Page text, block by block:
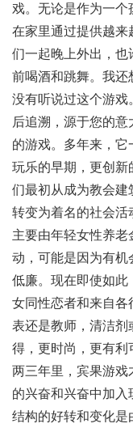
戏。无论是作为一个
在家里通过提供越
们一起晚上外出，也
前喝酒和跳舞。我还
没有听说过这个游
后追溯，源于您的
的游戏。多年来，
玩乐的早期，更创
们最初从成为教会
转变为着名的社会活
主要由年轻女性养
动，可能是因为有
低廉。现在即使如此
女同性恋者和来自
表还是教师，清洁
得，更时尚，更有
两三年里，宾果游
的兴奋和兴奋中加
结构的好转和变化